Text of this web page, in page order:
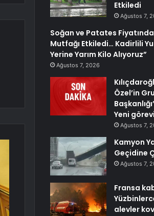
Etkiledi
Ağustos 7,
Soğan ve Patates
Mutfağı Etkiledi… Kadirlili
Yerine Yarım Kilo Alıyoruz”
Ağustos 7, 2026
Özel’in
Yeni
Ağustos 7,
Kamyon
Geçidine
Ağustos 7,
Fransa
alevler